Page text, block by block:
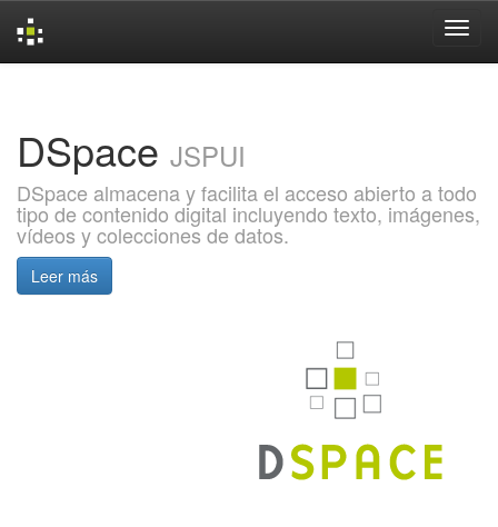
DSpace JSPUI
DSpace almacena y facilita el acceso abierto a todo
tipo de contenido digital incluyendo texto, imágenes,
vídeos y colecciones de datos.
Leer más